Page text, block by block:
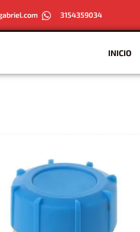
3154359034
INICIO